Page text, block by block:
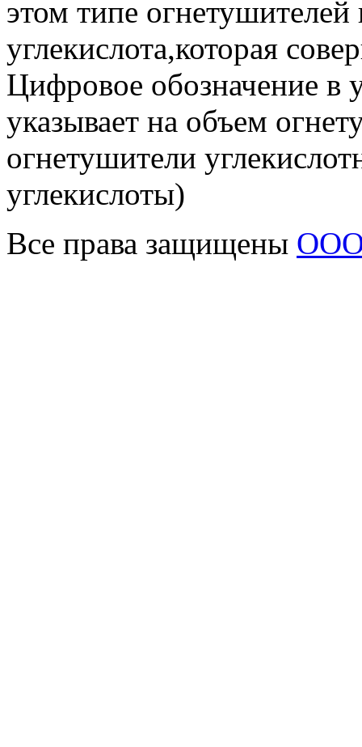
этом типе
углекислота,которая
Цифровое обозначение в
указывает на объем
огнетушители
углекислоты)
Все права защищены ООО